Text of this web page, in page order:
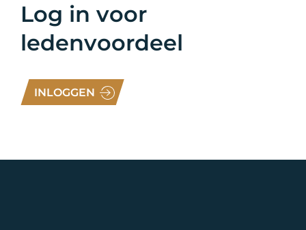
Log in voor
ledenvoordeel
INLOGGEN